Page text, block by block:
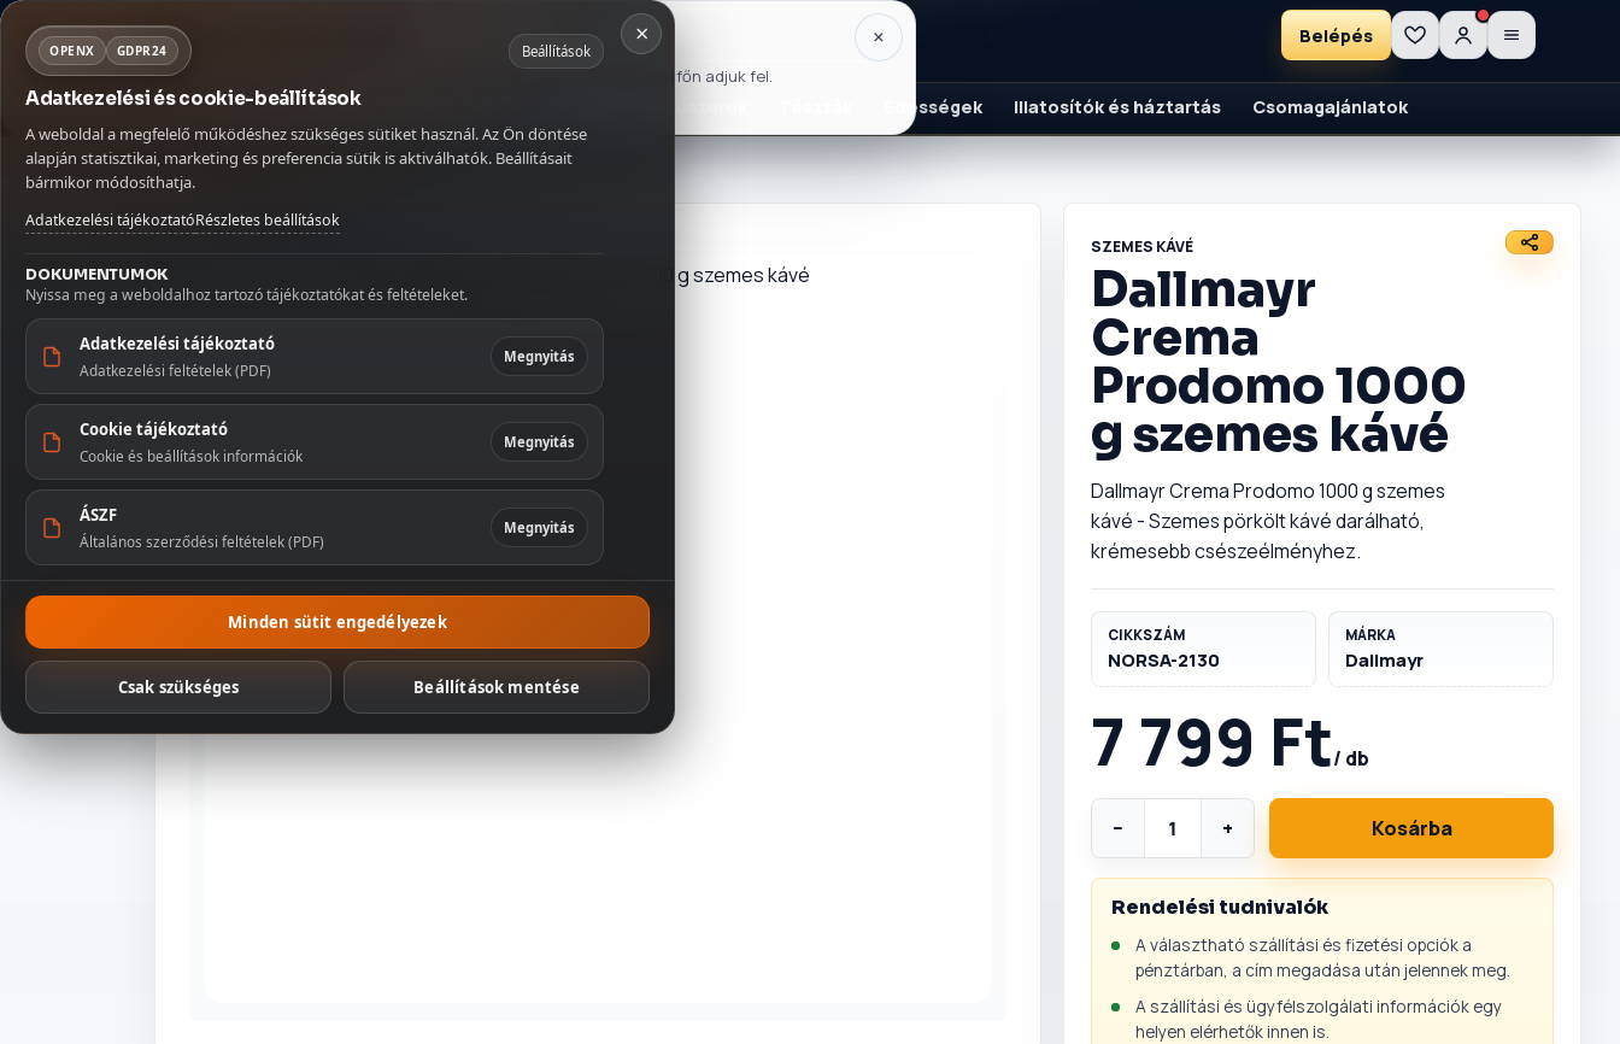
Belépés
Kávé Szörpök Édességek Illatosítók és háztartás Csomagajánlatok
NORSA CO BT
MENÜ
🏠 Kezdőlap
Kapcsolat
Kávé
Szószok és fűszerek
Tészták
Édességek
Illatosítók és
háztartás
Csomagajánlatok
Kezdőoldal/Kávé/Szemes kávé
SZEMES KÁVÉ
Dallmayr
Crema
Prodomo 1000
g szemes kávé
Dallmayr Crema Prodomo 1000 g szemes
kávé - Szemes pörkölt kávé darálható,
krémesebb csészeélményhez.
CIKKSZÁM
NORSA-2130
MÁRKA
Dallmayr
7 799 Ft/ db
− + Kosárba
Rendelési tudnivalók
A választható szállítási és fizetési opciók a
pénztárban, a cím megadása után jelennek meg.
A szállítási és ügyfélszolgálati információk egy
helyen elérhetők innen is.
Kosár ×
Betöltés...
×
Fontos szállítási információ
Szabadság miatt az augusztus 9–16. között leadott rendeléseket augusztus 17-én, hétfőn adjuk fel.
Köszönjük megértését!
×
OPENX GDPR24 Beállítások
Adatkezelési és cookie-beállítások
A weboldal a megfelelő működéshez szükséges sütiket használ. Az Ön döntése
alapján statisztikai, marketing és preferencia sütik is aktiválhatók. Beállításait
bármikor módosíthatja.
Adatkezelési tájékoztatóRészletes beállítások
DOKUMENTUMOK
Nyissa meg a weboldalhoz tartozó tájékoztatókat és feltételeket.
Adatkezelési tájékoztató
Adatkezelési feltételek (PDF)
Megnyitás
Cookie tájékoztató
Cookie és beállítások információk
Megnyitás
ÁSZF
Általános szerződési feltételek (PDF)
Megnyitás
Minden sütit engedélyezek
Csak szükséges Beállítások mentése